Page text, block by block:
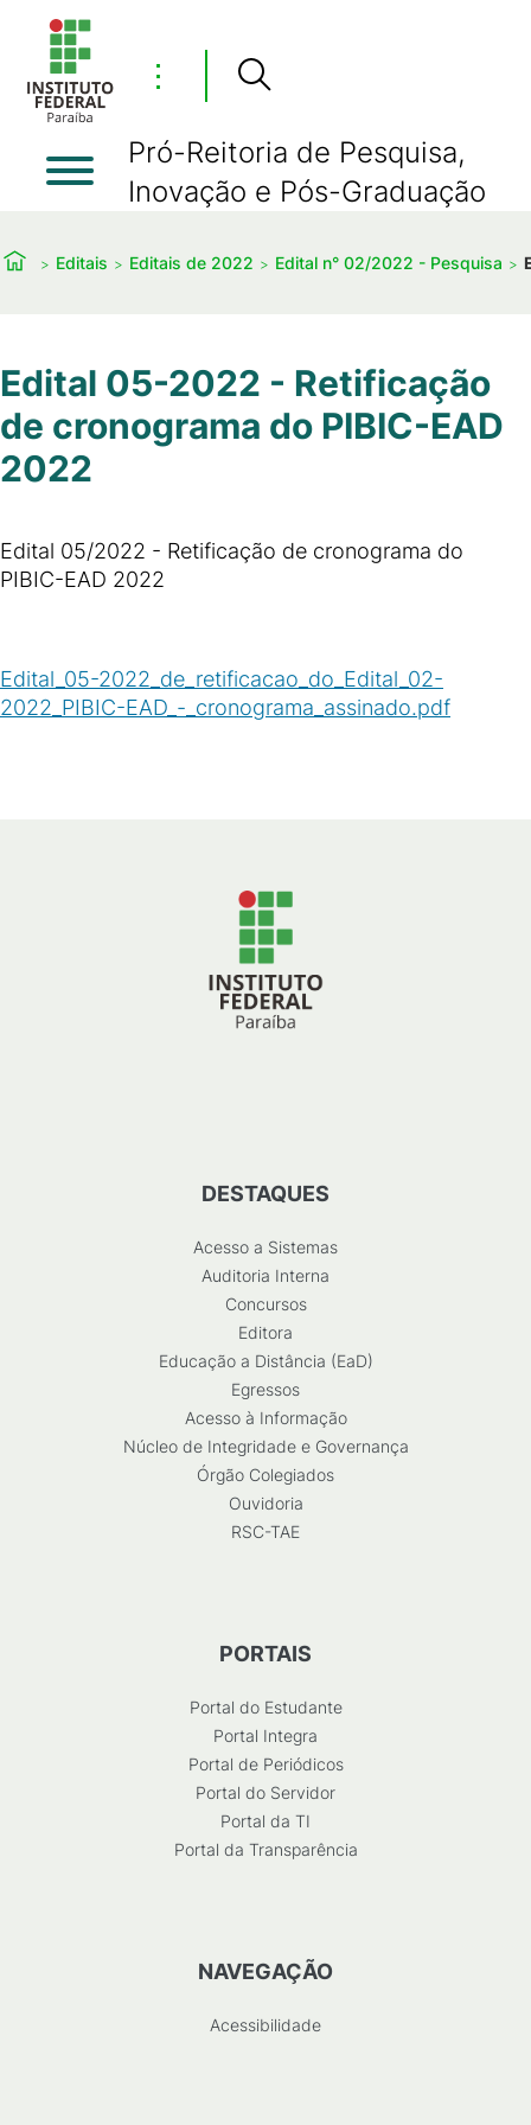
⋮
Pró-Reitoria de Pesquisa,
Inovação e Pós-Graduação
Editais Editais de 2022 Edital n° 02/2022 - Pesquisa
Edital 05-2022 - Retificação
de cronograma do PIBIC-EAD
2022
Edital 05/2022 - Retificação de cronograma do
PIBIC-EAD 2022
Edital_05-2022_de_retificacao_do_Edital_02-
2022_PIBIC-EAD_-_cronograma_assinado.pdf
DESTAQUES
Acesso a Sistemas
Auditoria Interna
Concursos
Editora
Educação a Distância (EaD)
Egressos
Acesso à Informação
Núcleo de Integridade e Governança
Órgão Colegiados
Ouvidoria
RSC-TAE
PORTAIS
Portal do Estudante
Portal Integra
Portal de Periódicos
Portal do Servidor
Portal da TI
Portal da Transparência
NAVEGAÇÃO
Acessibilidade